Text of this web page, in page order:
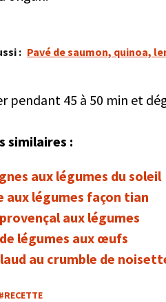
: Pavé de saumon, quinoa,
pendant 45 à 50 min et
similaires :
aux légumes du soleil
aux légumes façon tian
aux légumes
légumes aux œufs
au crumble de
#RECETTE